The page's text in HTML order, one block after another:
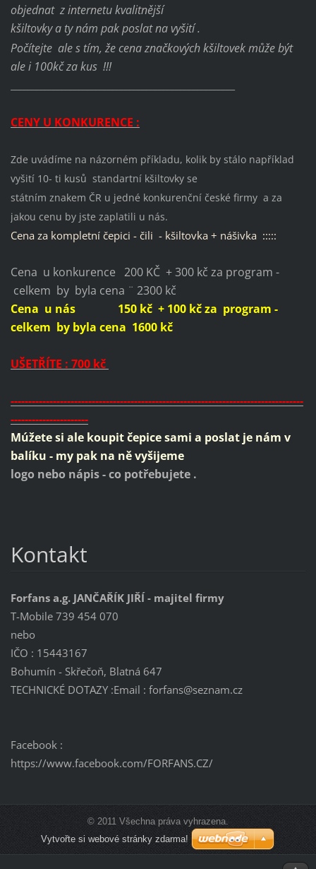
objednat z internetu kvalitnější
kšiltovkya ty nám pak poslat na vyšití .
Počítejte ale s tím, že cena značkových kšiltovek může být
ale i 100kč za kus !!!
CENY U KONKURENCE :
Zde uvádíme na názorném příkladu, kolik by stálo například
vyšití 10- ti kusů standartní kšiltovky se
státním znakem ČR u jedné konkurenční české firmy a za
jakou cenu by jste zaplatili u nás.
Cena za kompletní čepici - čili - kšiltovka + nášivka :::::
Cena u konkurence 200 KČ + 300 kč za program -
celkem by byla cena ¨ 2300 kč
Cena u nás 150 kč + 100 kč za program -
celkem by byla cena 1600 kč
UŠETŘÍTE : 700 kč
-----------------------------------------------------------------------------------
----------------------
Múžete si ale koupit čepice sami a poslat je nám v
balíku - my pak na ně vyšijeme
logo nebo nápis - co potřebujete .
Kontakt
Forfans a.g. JANČAŘÍK JIŘÍ - majitel firmy
T-Mobile 739 454 070
nebo
IČO : 15443167
Bohumín - Skřečoň, Blatná 647
TECHNICKÉ DOTAZY :Email : forfans@seznam.cz
Facebook :
https://www.facebook.com/FORFANS.CZ/
© 2011 Všechna práva vyhrazena.
Vytvořte si webové stránky zdarma!